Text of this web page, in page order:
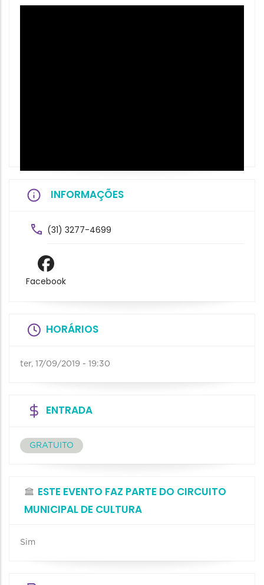
INFORMAÇÕES
(31) 3277-4699
Facebook
HORÁRIOS
ter, 17/09/2019 - 19:30
ENTRADA
GRATUITO
ESTE EVENTO FAZ PARTE DO CIRCUITO
MUNICIPAL DE CULTURA
Sim